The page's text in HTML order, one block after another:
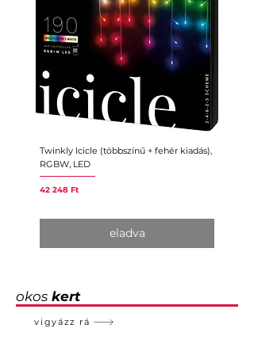
Twinkly Icicle (többszínű + fehér kiadás),
RGBW, LED
Ár
42 248 Ft
eladva
okos kert
vigyázz rá